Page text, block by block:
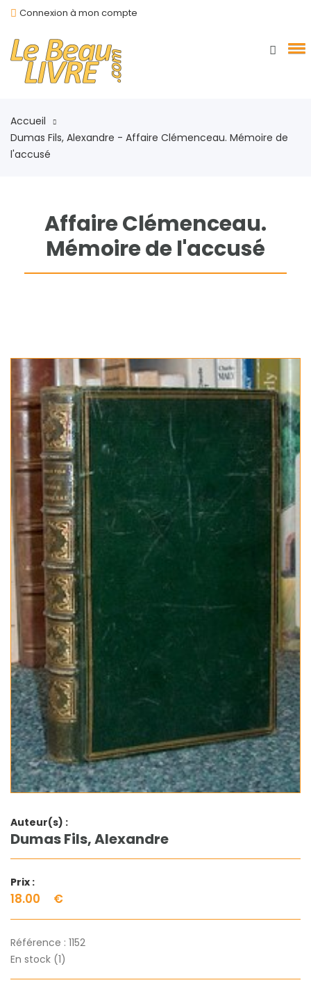
Connexion à mon compte
Accueil
Dumas Fils, Alexandre - Affaire Clémenceau. Mémoire de
l'accusé
Affaire Clémenceau.
Mémoire de l'accusé
Auteur(s) :
Dumas Fils, Alexandre
Prix :
18.00 €
Référence : 1152
En stock (1)